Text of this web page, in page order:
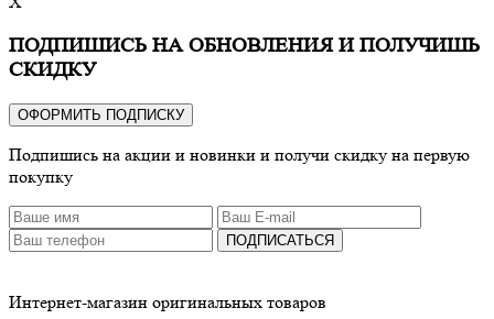
ПОДПИШИСЬ НА ОБНОВЛЕНИЯ И ПОЛУЧИШЬ
СКИДКУ
ОФОРМИТЬ ПОДПИСКУ
Подпишись на акции и новинки и получи скидку на первую
покупку
ПОДПИСАТЬСЯ
Интернет-магазин оригинальных товаров